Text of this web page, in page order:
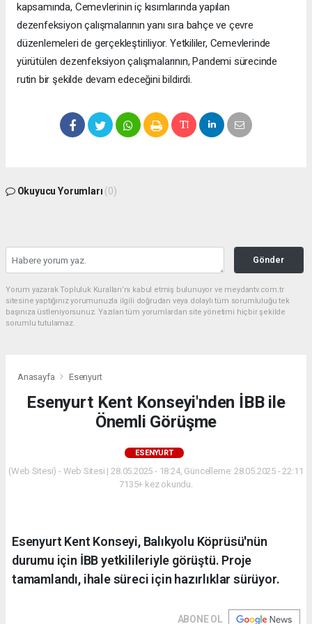
kapsamında, Cemevlerinin iç kısımlarında yapılan
dezenfeksiyon çalışmalarının yanı sıra bahçe ve çevre
düzenlemeleri de gerçekleştiriliyor. Yetkililer, Cemevlerinde
yürütülen dezenfeksiyon çalışmalarının, Pandemi sürecinde
rutin bir şekilde devam edeceğini bildirdi.
Okuyucu Yorumları (0)
Gönder
Yorum yazarak Topluluk Kuralları’nı kabul etmiş bulunuyor ve meydantv.com.tr
sitesine yaptığınız yorumunuzla ilgili doğrudan veya dolaylı tüm sorumluluğu tek
başınıza üstleniyorsunuz. Yazılan tüm yorumlardan site yönetimi hiçbir şekilde
sorumlu tutulamaz.
Anasayfa Esenyurt
Esenyurt Kent Konseyi'nden İBB ile
Önemli Görüşme
ESENYURT
(Web Sitesi) - Web Sitesi | 28.05.2025 - 18:24, Güncelleme: 28.05.2025 - 22:11
7135+ kez okundu.
Esenyurt Kent Konseyi, Balıkyolu Köprüsü'nün
durumu için İBB yetkilileriyle görüştü. Proje
tamamlandı, ihale süreci için hazırlıklar sürüyor.
ABONE OL